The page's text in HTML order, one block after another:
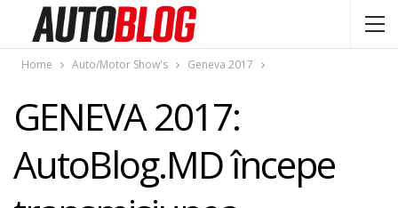
Home Auto/Motor Show's Geneva 2017
GENEVA 2017:
AutoBlog.MD începe